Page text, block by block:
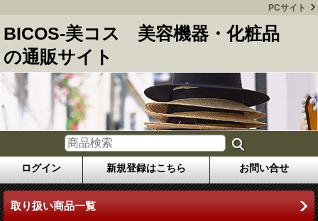
PCサイト
BICOS-美コス 美容機器・化粧品
の通販サイト
ログイン 新規登録はこちら お問い合せ
取り扱い商品一覧